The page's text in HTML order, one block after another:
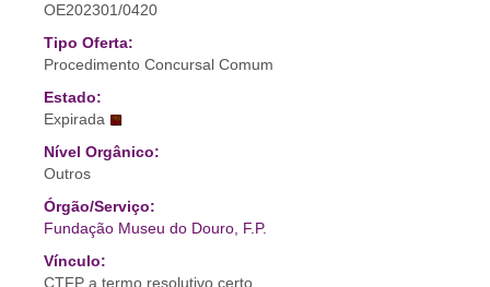
OE202301/0420
Tipo Oferta:
Procedimento Concursal Comum
Estado:
Expirada
Nível Orgânico:
Outros
Órgão/Serviço:
Fundação Museu do Douro, F.P.
Vínculo:
CTFP a termo resolutivo certo